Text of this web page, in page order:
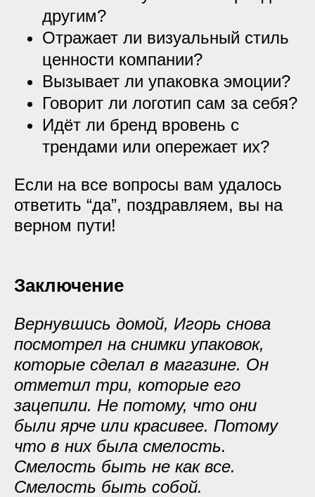
другим?
Отражает ли визуальный стиль
ценности компании?
Вызывает ли упаковка эмоции?
Говорит ли логотип сам за себя?
Идёт ли бренд вровень с
трендами или опережает их?
Если на все вопросы вам удалось
ответить “да”, поздравляем, вы на
верном пути!
Заключение
Вернувшись домой, Игорь снова
посмотрел на снимки упаковок,
которые сделал в магазине. Он
отметил три, которые его
зацепили. Не потому, что они
были ярче или красивее. Потому
что в них была смелость.
Смелость быть не как все.
Смелость быть собой.